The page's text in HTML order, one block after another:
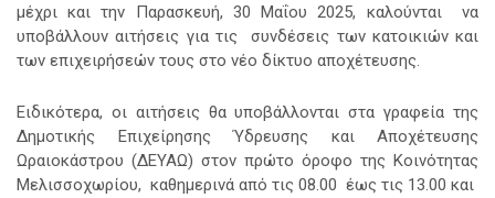
μέχρι και την Παρασκευή, 30 Μαΐου 2025, καλούνται να
υποβάλλουν αιτήσεις για τις συνδέσεις των κατοικιών και
των επιχειρήσεών τους στο νέο δίκτυο αποχέτευσης.
Ειδικότερα, οι αιτήσεις θα υποβάλλονται στα γραφεία της
Δημοτικής Επιχείρησης Ύδρευσης και Αποχέτευσης
Ωραιοκάστρου (ΔΕΥΑΩ) στον πρώτο όροφο της Κοινότητας
Μελισσοχωρίου, καθημερινά από τις 08.00 έως τις 13.00 και